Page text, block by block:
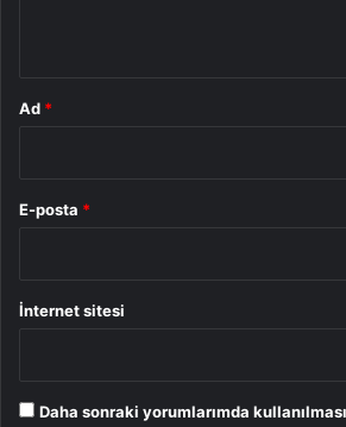
Ad *
E-posta *
İnternet sitesi
Daha sonraki yorumlarımda